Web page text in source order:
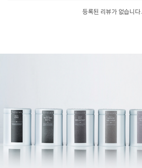
등록된 리뷰가 없습니다.